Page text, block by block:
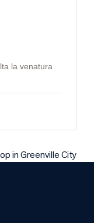
la venatura
in Greenville City